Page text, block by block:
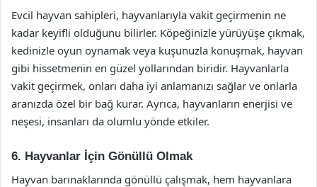
Evcil hayvan sahipleri, hayvanlarıyla vakit geçirmenin ne
kadar keyifli olduğunu bilirler. Köpeğinizle yürüyüşe çıkmak,
kedinizle oyun oynamak veya kuşunuzla konuşmak, hayvan
gibi hissetmenin en güzel yollarından biridir. Hayvanlarla
vakit geçirmek, onları daha iyi anlamanızı sağlar ve onlarla
aranızda özel bir bağ kurar. Ayrıca, hayvanların enerjisi ve
neşesi, insanları da olumlu yönde etkiler.
6. Hayvanlar İçin Gönüllü Olmak
Hayvan barınaklarında gönüllü çalışmak, hem hayvanlara